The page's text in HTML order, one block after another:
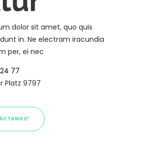
dolor sit amet, quo quis
in. Ne electram iracundia
per, ei nec
77
Platz 9797